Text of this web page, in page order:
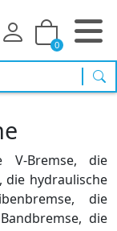
0
V-Bremse, die
die hydraulische
die
die